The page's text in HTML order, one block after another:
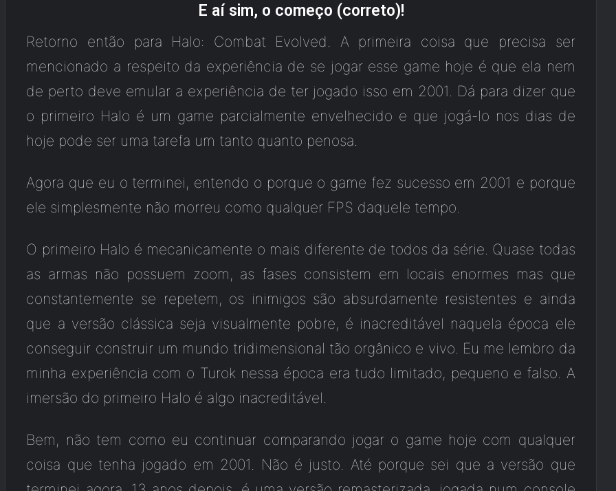
E aí sim, o começo (correto)!
Retorno então para Halo: Combat Evolved. A primeira coisa que precisa ser
mencionado a respeito da experiência de se jogar esse game hoje é que ela nem
de perto deve emular a experiência de ter jogado isso em 2001. Dá para dizer que
o primeiro Halo é um game parcialmente envelhecido e que jogá-lo nos dias de
hoje pode ser uma tarefa um tanto quanto penosa.
Agora que eu o terminei, entendo o porque o game fez sucesso em 2001 e porque
ele simplesmente não morreu como qualquer FPS daquele tempo.
O primeiro Halo é mecanicamente o mais diferente de todos da série. Quase todas
as armas não possuem zoom, as fases consistem em locais enormes mas que
constantemente se repetem, os inimigos são absurdamente resistentes e ainda
que a versão clássica seja visualmente pobre, é inacreditável naquela época ele
conseguir construir um mundo tridimensional tão orgânico e vivo. Eu me lembro da
minha experiência com o Turok nessa época era tudo limitado, pequeno e falso. A
imersão do primeiro Halo é algo inacreditável.
Bem, não tem como eu continuar comparando jogar o game hoje com qualquer
coisa que tenha jogado em 2001. Não é justo. Até porque sei que a versão que